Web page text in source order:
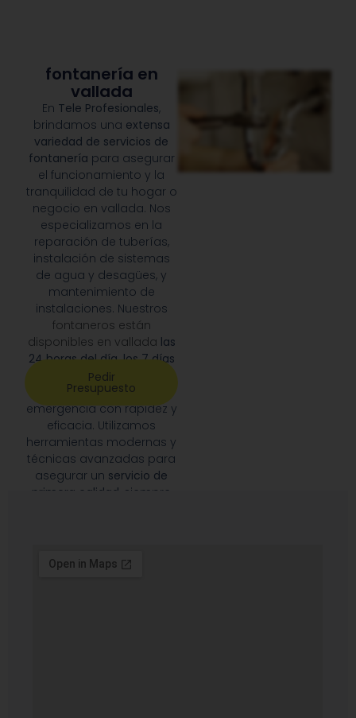
fontanería en
vallada
En Tele Profesionales,
brindamos una extensa
variedad de servicios de
fontanería para asegurar
el funcionamiento y la
tranquilidad de tu hogar o
negocio en vallada. Nos
especializamos en la
reparación de tuberías,
instalación de sistemas
de agua y desagües, y
mantenimiento de
instalaciones. Nuestros
fontaneros están
disponibles en vallada las
24 horas del día, los 7 días
de la semana
atender cualquier
emergencia con rapidez y
eficacia. Utilizamos
herramientas modernas y
técnicas avanzadas para
asegurar un servicio de
primera calidad , siempre
Pedir
Presupuesto